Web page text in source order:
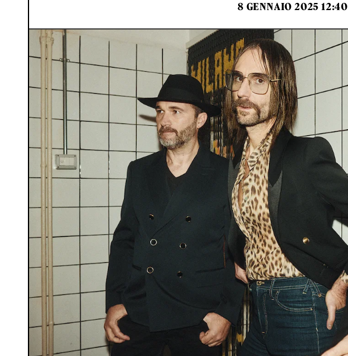
8 GENNAIO 2025 12:40